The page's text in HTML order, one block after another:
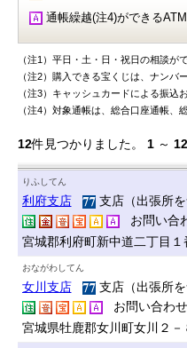
通帳繰越(注4)ができるATM
（注1）平日・土・日・祝日の相談が
（注2）購入できる宝くじは、ナンバ
（注3）キャッシュカードによる振込
（注4）対象通帳は、総合口座通帳、
12件見つかりました。 1～ 12
りふしてん
利府支店
支店（出張所
お問い合
宮城郡利府町新中道二丁目１
おながわしてん
女川支店
支店（出張所
お問い合わ
宮城県牡鹿郡女川町女川２－